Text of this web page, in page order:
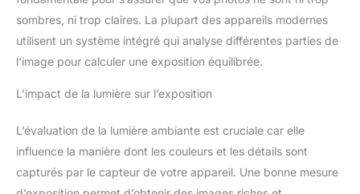
sombres, ni trop claires. La plupart des appareils modernes
utilisent un système intégré qui analyse différentes parties de
l’image pour calculer une exposition équilibrée.
L’impact de la lumière sur l’exposition
L’évaluation de la lumière ambiante est cruciale car elle
influence la manière dont les couleurs et les détails sont
capturés par le capteur de votre appareil. Une bonne mesure